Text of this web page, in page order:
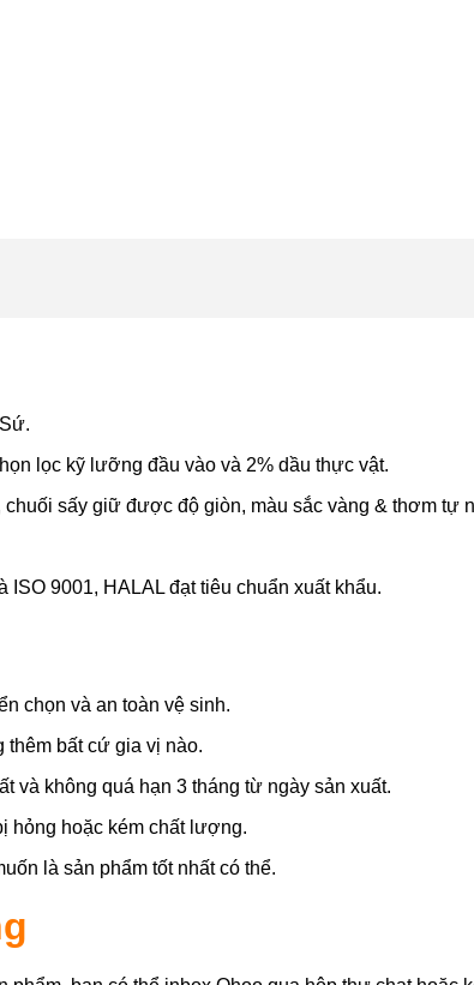
lọc kỹ lưỡng đầu vào và 2% dầu thực vật.
sấy giữ được độ giòn, màu sắc vàng & thơm tự
ISO 9001, HALAL đạt tiêu chuẩn xuất khẩu.
chọn và an toàn vệ sinh.
thêm bất cứ gia vị nào.
và không quá hạn 3 tháng từ ngày sản xuất.
hỏng hoặc kém chất lượng.
là sản phẩm tốt nhất có thể.